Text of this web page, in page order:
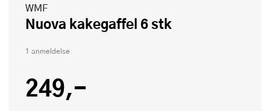
WMF
Nuova kakegaffel 6 stk
1 anmeldelse
249,-